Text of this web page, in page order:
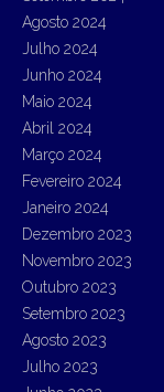
Agosto 2024
Julho 2024
Junho 2024
Maio 2024
Abril 2024
Março 2024
Fevereiro 2024
Janeiro 2024
Dezembro 2023
Novembro 2023
Outubro 2023
Setembro 2023
Agosto 2023
Julho 2023